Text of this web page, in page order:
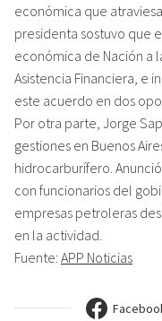
económica que
presidenta sostuvo que
económica de Nación a
Asistencia Financiera, e
este acuerdo en dos
Por otra parte, Jorge
gestiones en Buenos
hidrocarburífero.
con funcionarios del
empresas petroleras
en la actividad.
Fuente: APP Noticias